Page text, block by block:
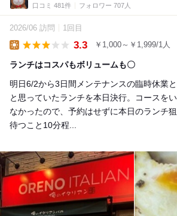
口コミ 481件 フォロワー 707人
2026/06 訪問 1回目
3.3 ￥1,000～￥1,999/1人
ランチはコスパもボリュームも〇
明日6/2から3日間メンテナンスの臨時休業
と思っていたランチを本日決行。コースを
なかったので、予約はせずに本日のランチ
待つこと10分程...